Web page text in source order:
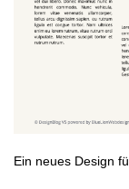
Ein neues Design